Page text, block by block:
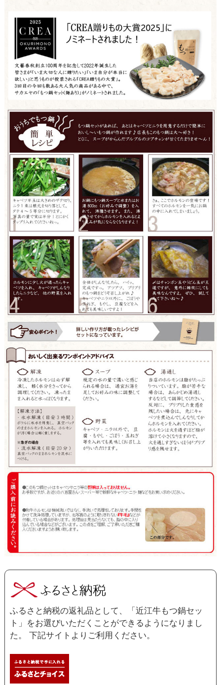
ふるさと納税の返礼品として、「近江牛もつ鍋セッ
ト」をお選びいただくことができるようになりまし
た。 下記サイトよりご利用ください。